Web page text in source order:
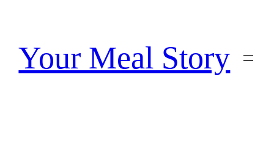
treściYour Meal Story